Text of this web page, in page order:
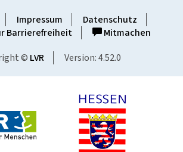
Impressum
Datenschutz
Barrierefreiheit
Mitmachen
© LVR Version: 4.52.0